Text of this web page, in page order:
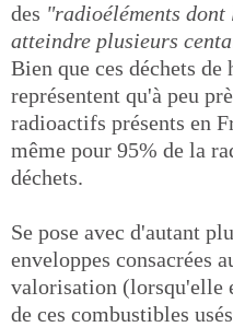
des "radioéléments
atteindre plusieurs
Bien que ces déchets
représentent qu'à peu
radioactifs présents en
même pour 95% de la
déchets.
Se pose avec d'autant
enveloppes consacrées
valorisation (lorsqu'elle
de ces combustibles